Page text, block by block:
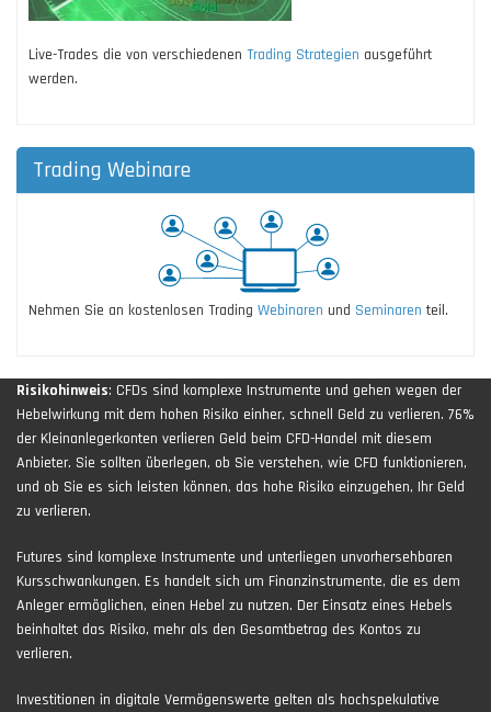
Live-Trades die von verschiedenen Trading Strategien ausgeführt
werden.
Trading Webinare
Nehmen Sie an kostenlosen Trading Webinaren und Seminaren teil.
Risikohinweis: CFDs sind komplexe Instrumente und gehen wegen der
Hebelwirkung mit dem hohen Risiko einher, schnell Geld zu verlieren. 76%
der Kleinanlegerkonten verlieren Geld beim CFD-Handel mit diesem
Anbieter. Sie sollten überlegen, ob Sie verstehen, wie CFD funktionieren,
und ob Sie es sich leisten können, das hohe Risiko einzugehen, Ihr Geld
zu verlieren.
Futures sind komplexe Instrumente und unterliegen unvorhersehbaren
Kursschwankungen. Es handelt sich um Finanzinstrumente, die es dem
Anleger ermöglichen, einen Hebel zu nutzen. Der Einsatz eines Hebels
beinhaltet das Risiko, mehr als den Gesamtbetrag des Kontos zu
verlieren.
Investitionen in digitale Vermögenswerte gelten als hochspekulative